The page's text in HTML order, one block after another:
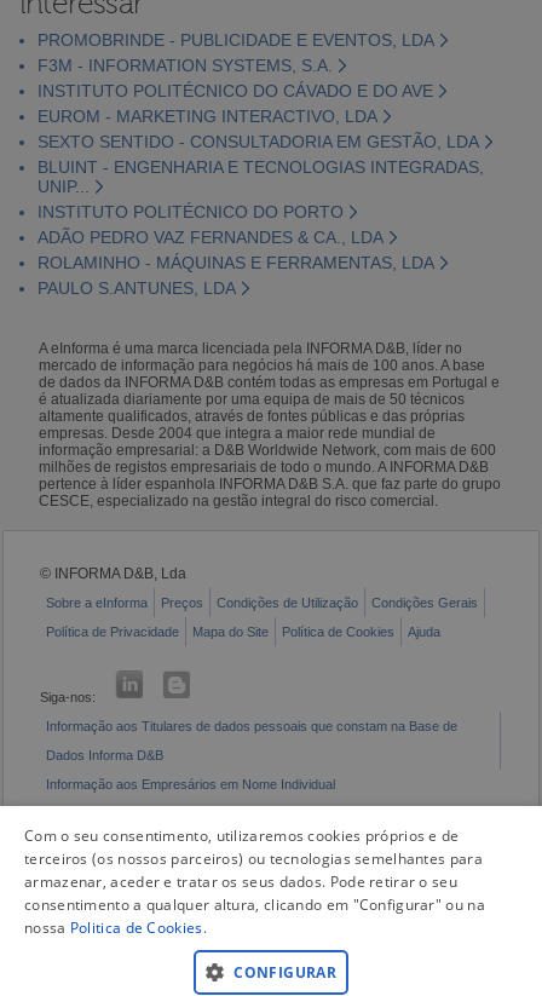
PROMOBRINDE - PUBLICIDADE E EVENTOS, LDA
F3M - INFORMATION SYSTEMS, S.A.
INSTITUTO POLITÉCNICO DO CÁVADO E DO AVE
EUROM - MARKETING INTERACTIVO, LDA
SEXTO SENTIDO - CONSULTADORIA EM GESTÃO, LDA
BLUINT - ENGENHARIA E TECNOLOGIAS INTEGRADAS,
UNIP...
INSTITUTO POLITÉCNICO DO PORTO
ADÃO PEDRO VAZ FERNANDES & CA., LDA
ROLAMINHO - MÁQUINAS E FERRAMENTAS, LDA
PAULO S.ANTUNES, LDA
A eInforma é uma marca licenciada pela INFORMA D&B, líder no
mercado de informação para negócios há mais de 100 anos. A base
de dados da INFORMA D&B contém todas as empresas em Portugal e
é atualizada diariamente por uma equipa de mais de 50 técnicos
altamente qualificados, através de fontes públicas e das próprias
empresas. Desde 2004 que integra a maior rede mundial de
informação empresarial: a D&B Worldwide Network, com mais de 600
milhões de registos empresariais de todo o mundo. A INFORMA D&B
pertence à líder espanhola INFORMA D&B S.A. que faz parte do grupo
CESCE, especializado na gestão integral do risco comercial.
© INFORMA D&B, Lda
Sobre a eInforma Preços Condições de Utilização
Condições Gerais
Política de Privacidade
Mapa do Site Política de Cookies Ajuda
Siga-nos:
Informação aos Titulares de dados pessoais que constam na Base de
Dados Informa D&B
Informação aos Empresários em Nome Individual
Com o seu consentimento, utilizaremos cookies próprios e de
terceiros (os nossos parceiros) ou tecnologias semelhantes para
armazenar, aceder e tratar os seus dados. Pode retirar o seu
consentimento a qualquer altura, clicando em "Configurar" ou na
nossa Politica de Cookies.
CONFIGURAR